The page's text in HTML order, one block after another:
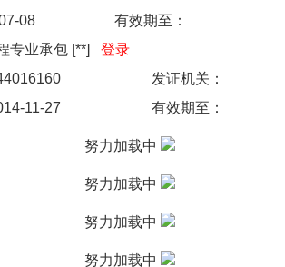
08 有效期至：
专业承包 [**] 登录
发证机关：
11-27 有效期至：
努力加载中
努力加载中
努力加载中
努力加载中